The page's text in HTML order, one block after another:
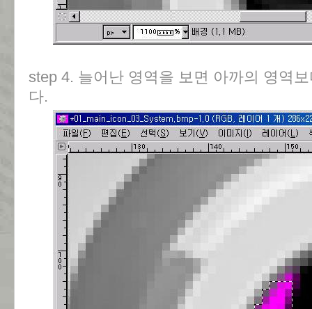
step 4. 늘어난 영역을 보면 아까의 영역
다.